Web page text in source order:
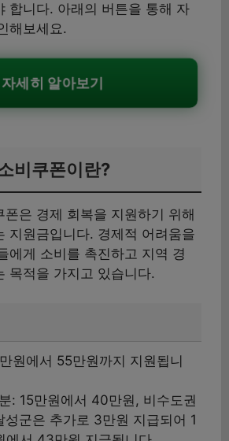
합니다. 아래의 버튼을 통해 자
해보세요.
자세히 알아보기
비쿠폰이란?
폰은 경제 회복을 지원하기 위해
지원금입니다. 경제적 어려움을
에게 소비를 촉진하고 지역 경
목적을 가지고 있습니다.
원에서 55만원까지 지원됩니
: 15만원에서 40만원, 비수도권
성군은 추가로 3만원 지급되어 1